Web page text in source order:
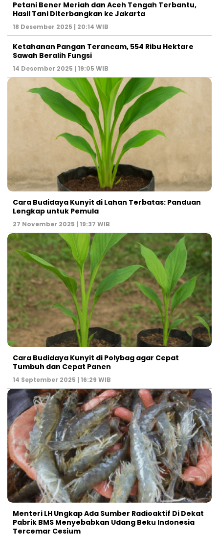
Petani Bener Meriah dan Aceh Tengah Terbantu,
Hasil Tani Diterbangkan ke Jakarta
18 Desember 2025 | 20:14 WIB
Ketahanan Pangan Terancam, 554 Ribu Hektare
Sawah Beralih Fungsi
14 Desember 2025 | 19:05 WIB
Cara Budidaya Kunyit di Lahan Terbatas: Panduan
Lengkap untuk Pemula
27 November 2025 | 19:37 WIB
Cara Budidaya Kunyit di Polybag agar Cepat
Tumbuh dan Cepat Panen
14 September 2025 | 16:29 WIB
Menteri LH Ungkap Ada Sumber Radioaktif Di Dekat
Pabrik BMS Menyebabkan Udang Beku Indonesia
Tercemar Cesium